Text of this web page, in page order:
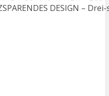
DESIGN –